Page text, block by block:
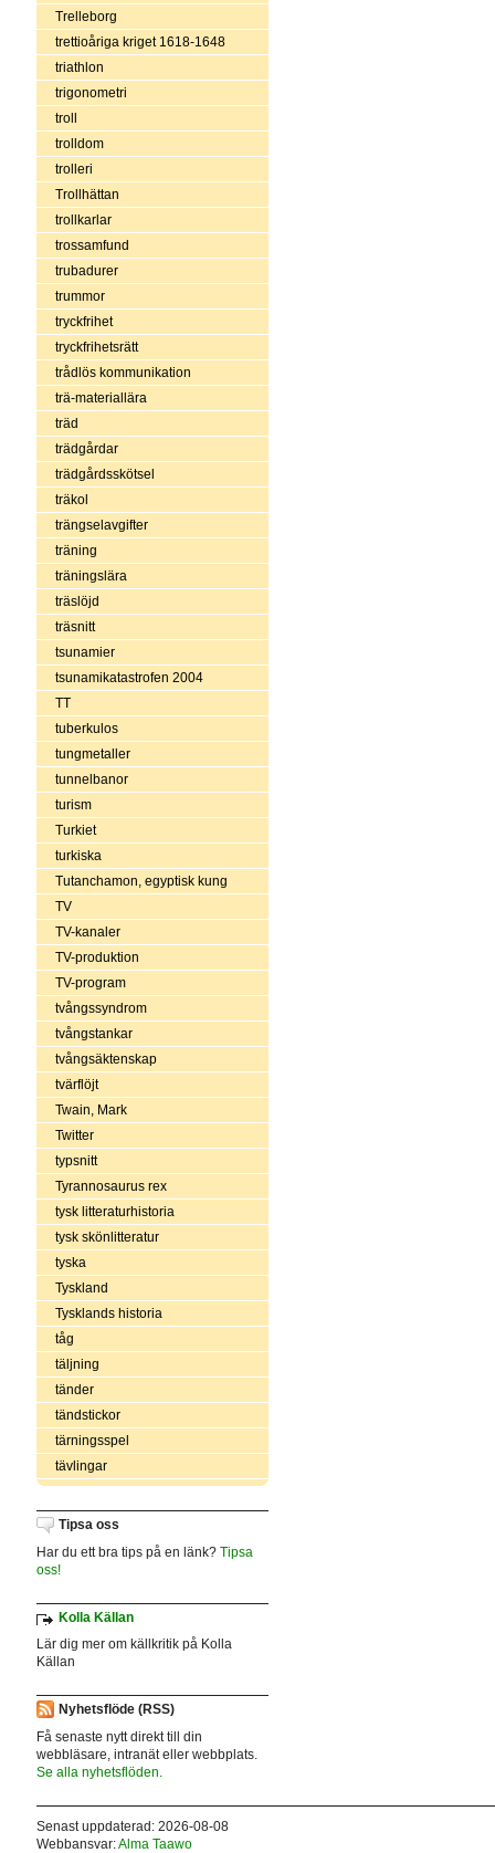
Trelleborg
trettioåriga kriget 1618-1648
triathlon
trigonometri
troll
trolldom
trolleri
Trollhättan
trollkarlar
trossamfund
trubadurer
trummor
tryckfrihet
tryckfrihetsrätt
trådlös kommunikation
trä-materiallära
träd
trädgårdar
trädgårdsskötsel
träkol
trängselavgifter
träning
träningslära
träslöjd
träsnitt
tsunamier
tsunamikatastrofen 2004
TT
tuberkulos
tungmetaller
tunnelbanor
turism
Turkiet
turkiska
Tutanchamon, egyptisk kung
TV
TV-kanaler
TV-produktion
TV-program
tvångssyndrom
tvångstankar
tvångsäktenskap
tvärflöjt
Twain, Mark
Twitter
typsnitt
Tyrannosaurus rex
tysk litteraturhistoria
tysk skönlitteratur
tyska
Tyskland
Tysklands historia
tåg
täljning
tänder
tändstickor
tärningsspel
tävlingar
Tipsa oss
Har du ett bra tips på en länk? Tipsa
oss!
Kolla Källan
Lär dig mer om källkritik på Kolla
Källan
Nyhetsflöde (RSS)
Få senaste nytt direkt till din
webbläsare, intranät eller webbplats.
Se alla nyhetsflöden.
Senast uppdaterad: 2026-08-08
Webbansvar:Alma Taawo